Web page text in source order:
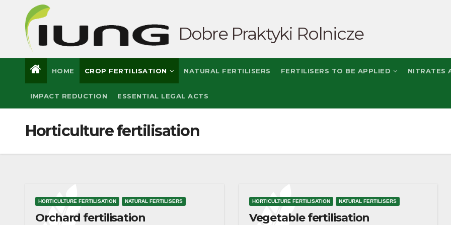
Dobre Praktyki Rolnicze
HOME CROP FERTILISATION NATURAL FERTILISERS FERTILISERS TO BE APPLIED NITRATES
IMPACT REDUCTION ESSENTIAL LEGAL ACTS
Horticulture fertilisation
HORTICULTURE FERTILISATION NATURAL FERTILISERS
Orchard fertilisation
HORTICULTURE FERTILISATION NATURAL FERTILISERS
Vegetable fertilisation